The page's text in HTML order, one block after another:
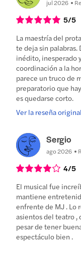
jul 2026
5/5
La maestría del
te deja sin
inédito, inesperado
coordinación a la
parece un truco de
preparatorio que
es quedarse corto.
Ver la reseña
Sergio
ago 2026
4/5
El musical fue
mantiene
enfrente de MJ . Lo
asientos del teatro ,
pesar de tener
espectáculo bien .